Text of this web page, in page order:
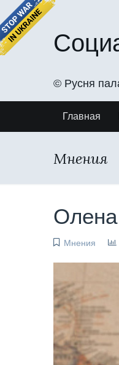
©️ Русня
Главная
Мнения
Олена
Мнения